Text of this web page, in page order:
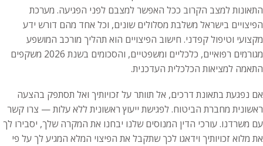
התאונות למצב הקרוב ככל האפשר למצבם לפני הפגיעה. מערכת
הפיצויים בישראל משלבת מסלולים שונים, וכל אחד מהם דורש ידע
מקצועי וטיפול קפדני. חישוב הפיצויים הוא תהליך מורכב המושפע
מגורמים רפואיים, כלכליים ומשפטיים, והסכומים בשנת 2026 משקפים
התאמה למציאות הכלכלית העדכנית.
אם נפגעת בתאונת דרכים, אל תוותר על זכויותיך ואל תסתפק בהצעה
ראשונית מחברת הביטוח. לפגישת ייעוץ ראשונית ללא עלות — צרו קשר
עם משרדנו. עורכי הדין המנוסים שלנו יבחנו את המקרה שלך, יסבירו לך
את מלוא זכויותיך וידאגו לכך שתקבל את הפיצוי המלא המגיע לך על פי